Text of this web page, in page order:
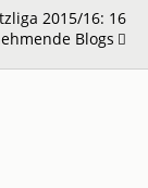
2015/16: 16
Blogs